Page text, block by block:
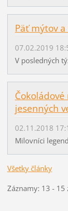
Päť mýtov
07.02.2019
V posledných
jesenných
02.11.2018
Milovníci
Všetky články
Záznamy: 13 - 15